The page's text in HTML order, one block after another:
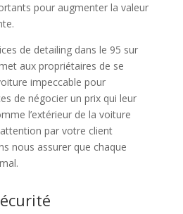
pour augmenter la valeur
de detailing dans le 95 sur
aux propriétaires de se
impeccable pour
de négocier un prix qui leur
l’extérieur de la voiture
par votre client
nous assurer que chaque